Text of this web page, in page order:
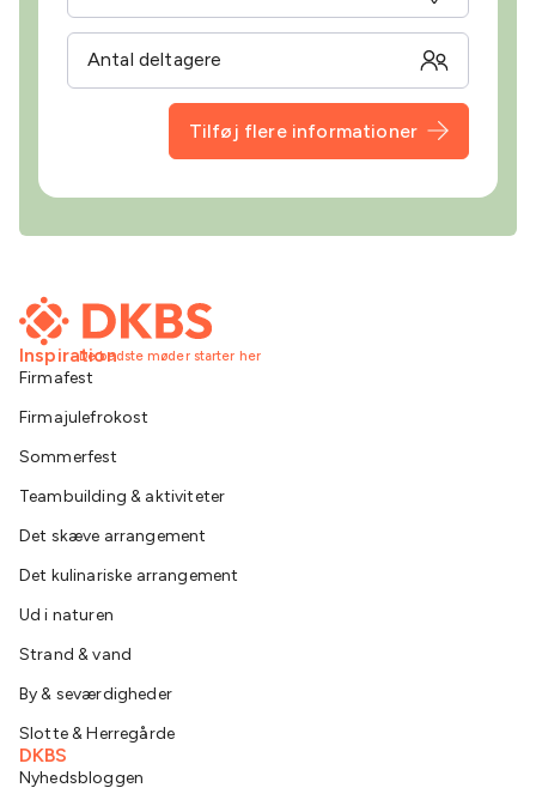
Tilføj flere informationer
De bedste møder starter her
Inspiration
Firmafest
Firmajulefrokost
Sommerfest
Teambuilding & aktiviteter
Det skæve arrangement
Det kulinariske arrangement
Ud i naturen
Strand & vand
By & seværdigheder
Slotte & Herregårde
DKBS
Nyhedsbloggen